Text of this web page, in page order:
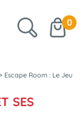
0
Escape Room : Le Jeu
SES